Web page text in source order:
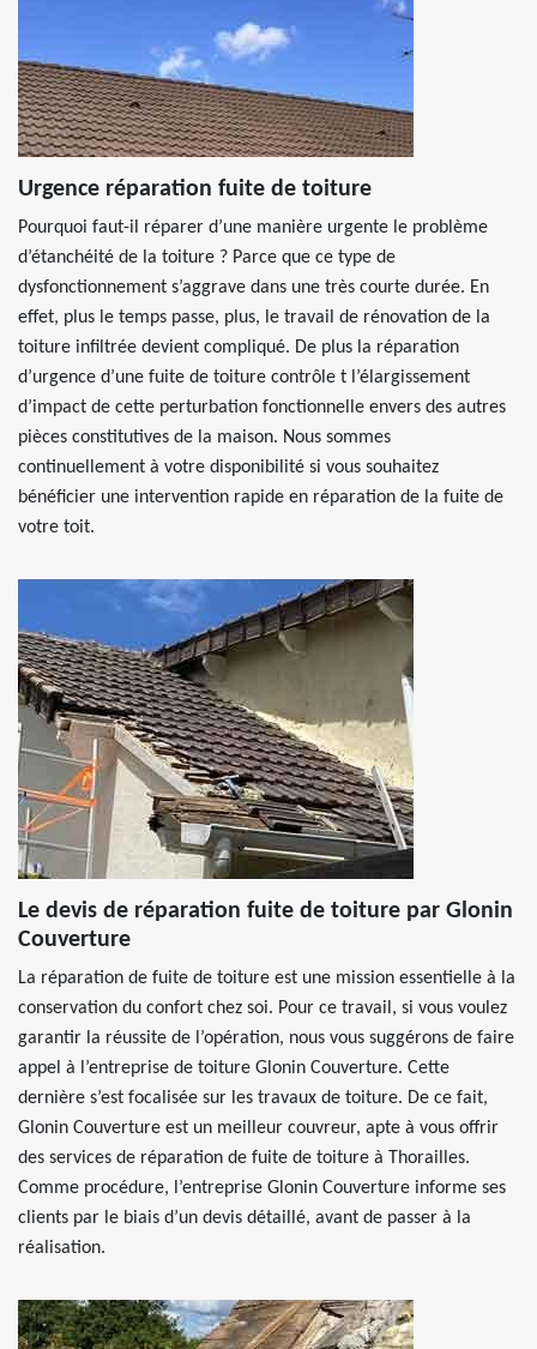
Urgence réparation fuite de toiture
Pourquoi faut-il réparer d’une manière urgente le problème
d’étanchéité de la toiture ? Parce que ce type de
dysfonctionnement s’aggrave dans une très courte durée. En
effet, plus le temps passe, plus, le travail de rénovation de la
toiture infiltrée devient compliqué. De plus la réparation
d’urgence d’une fuite de toiture contrôle t l’élargissement
d’impact de cette perturbation fonctionnelle envers des autres
pièces constitutives de la maison. Nous sommes
continuellement à votre disponibilité si vous souhaitez
bénéficier une intervention rapide en réparation de la fuite de
votre toit.
Le devis de réparation fuite de toiture par Glonin
Couverture
La réparation de fuite de toiture est une mission essentielle à la
conservation du confort chez soi. Pour ce travail, si vous voulez
garantir la réussite de l’opération, nous vous suggérons de faire
appel à l’entreprise de toiture Glonin Couverture. Cette
dernière s’est focalisée sur les travaux de toiture. De ce fait,
Glonin Couverture est un meilleur couvreur, apte à vous offrir
des services de réparation de fuite de toiture à Thorailles.
Comme procédure, l’entreprise Glonin Couverture informe ses
clients par le biais d’un devis détaillé, avant de passer à la
réalisation.